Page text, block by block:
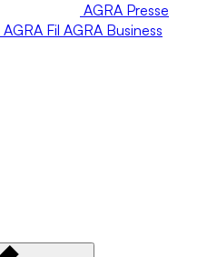
AGRA Presse
AGRA Fil AGRA Business